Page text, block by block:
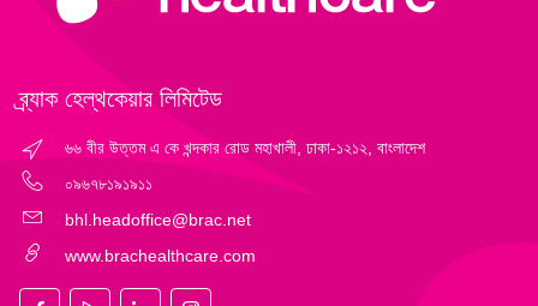
ব্র্যাক হেল্‌থকেয়ার লিমিটেড
৬৬ বীর উত্তম এ কে খন্দকার রোড মহাখালী, ঢাকা-১২১২, বাংলাদেশ
০৯৬৭৮১৯১৯১১
bhl.headoffice@brac.net
www.brachealthcare.com